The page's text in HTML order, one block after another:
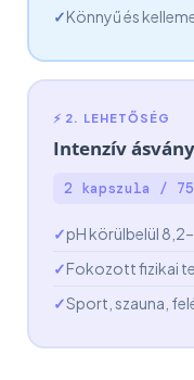
Könnyű és
⚡ 2. LEHETŐSÉG
Intenzív
2 kapszula /
pH körülbelül
Fokozott fizikai
Sport, szauna,